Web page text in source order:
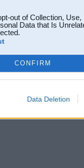
out of Collection,
Data that Is
CONFIRM
Data Deletion